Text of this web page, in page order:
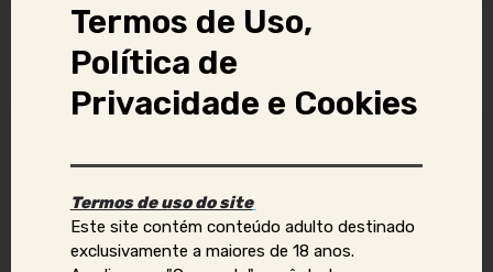
Você também pode se interessar por
Termos de Uso,
Política de
Privacidade e Cookies
Termos de uso do site
Este site contém conteúdo adulto destinado
exclusivamente a maiores de 18 anos.